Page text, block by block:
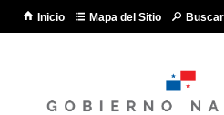
Inicio Mapa del Sitio Buscar